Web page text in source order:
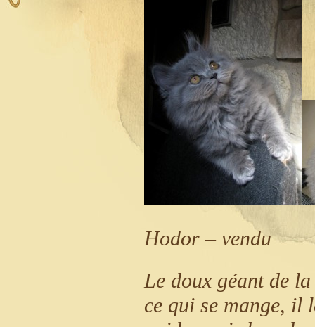
Hodor – vendu
Le doux géant de
ce qui se mange, il